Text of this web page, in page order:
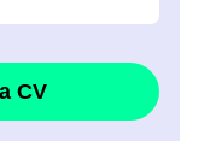
CV